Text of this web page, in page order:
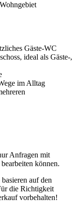
Gäste-WC
ideal als Gäste-,
im Alltag
Anfragen mit
können.
auf den
die Richtigkeit
vorbehalten!